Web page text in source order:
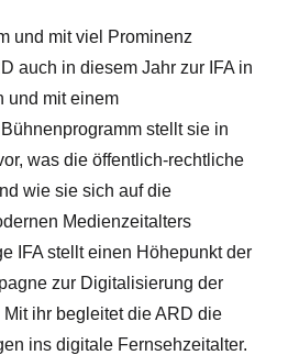
und mit viel Prominenz
auch in diesem Jahr zur IFA in
und mit einem
stellt sie in
was die öffentlich-rechtliche
wie sie sich auf die
Medienzeitalters
IFA stellt einen Höhepunkt der
zur Digitalisierung der
ihr begleitet die ARD die
ins digitale Fernsehzeitalter.